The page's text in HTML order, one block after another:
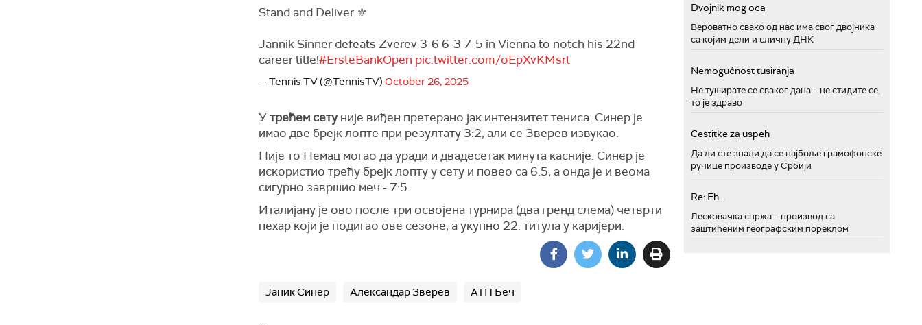
Stand and Deliver ⚜️
Jannik Sinner defeats Zverev 3-6 6-3 7-5 in Vienna to notch his 22nd
career title!#ErsteBankOpen pic.twitter.com/oEpXvKMsrt
— Tennis TV (@TennisTV) October 26, 2025
У трећем сетуније виђен претерано јак интензитет тениса. Синер је
имао две брејк лопте при резултату 3:2, али се Зверев извукао.
Није то Немац могао да уради и двадесетак минута касније. Синер је
искористио трећу брејк лопту у сету и повео са 6:5, а онда је и веома
сигурно завршио меч - 7:5.
Италијану је ово после три освојена турнира (два гренд слема) четврти
пехар који је подигао ове сезоне, а укупно 22. титула у каријери.
Јаник Синер Александар Зверев АТП Беч
Dvojnik mog oca
Вероватно свако од нас има свог двојника
са којим дели и сличну ДНК
Nemogućnost tusiranja
Не туширате се сваког дана – не стидите се,
то је здраво
Cestitke za uspeh
Да ли сте знали да се најбоље грамофонске
ручице производе у Србији
Re: Eh...
Лесковачка спржа – производ са
заштићеним географским пореклом